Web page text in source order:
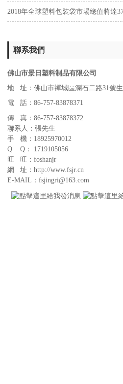
2018年全球塑料包裝袋市場總值將達
聯系我們
佛山市景日塑料制品有限公司
地 址：佛山市禪城區瀾石二路31號
電 話：86-757-83878371
傳 真：86-757-83878372
聯系人：張先生
手 機：18925970012
Q Q： 1719105056
旺 旺：foshanjr
網 址：http://www.fsjr.cn
E-MAIL：fsjingri@163.com